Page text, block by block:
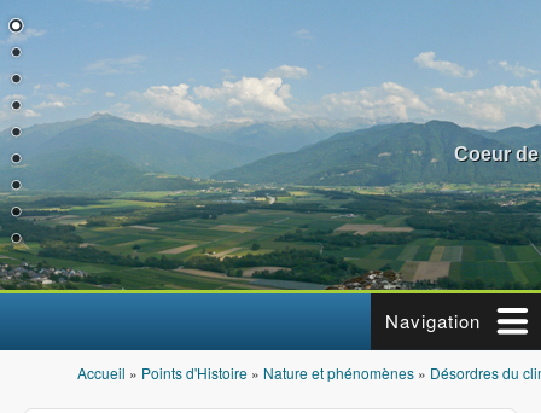
Coeur
Navigation
Vous êtes ici
Accueil » Points d'Histoire » Nature et phénomènes » Désordres du